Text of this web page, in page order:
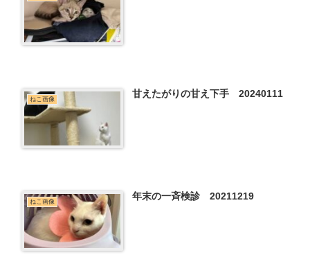
ねこ画像 甘えたがりの甘え下手 20240111
ねこ画像 年末の一斉検診 20211219